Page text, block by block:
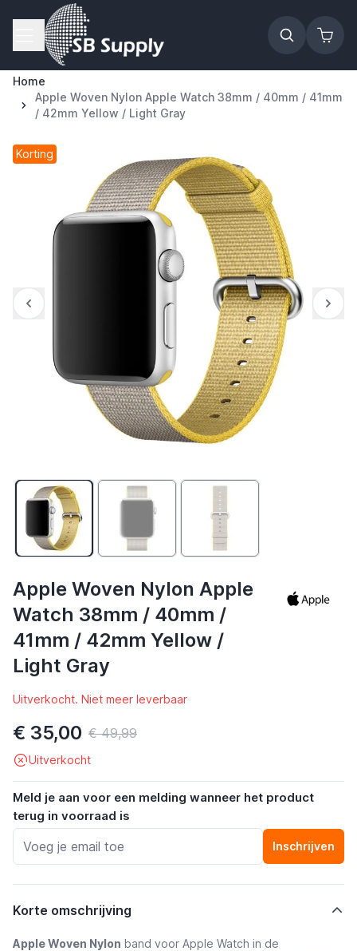
Ga naar de inhoud
Home
Apple Woven Nylon Apple Watch 38mm / 40mm / 41mm
/ 42mm Yellow / Light Gray
Korting
Apple Woven Nylon Apple
Watch 38mm / 40mm /
41mm / 42mm Yellow /
Light Gray
Uitverkocht. Niet meer leverbaar
€ 35,00 € 49,99
Uitverkocht
Meld je aan voor een melding wanneer het product
terug in voorraad is
Inschrijven
Korte omschrijving
Apple Woven Nylon band voor Apple Watch in de